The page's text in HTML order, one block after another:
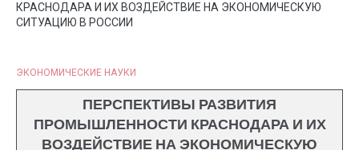
КРАСНОДАРА И ИХ ВОЗДЕЙСТВИЕ НА ЭКОНОМИЧЕСКУЮ
СИТУАЦИЮ В РОССИИ
ЭКОНОМИЧЕСКИЕ НАУКИ
ПЕРСПЕКТИВЫ РАЗВИТИЯ
ПРОМЫШЛЕННОСТИ КРАСНОДАРА И ИХ
ВОЗДЕЙСТВИЕ НА ЭКОНОМИЧЕСКУЮ